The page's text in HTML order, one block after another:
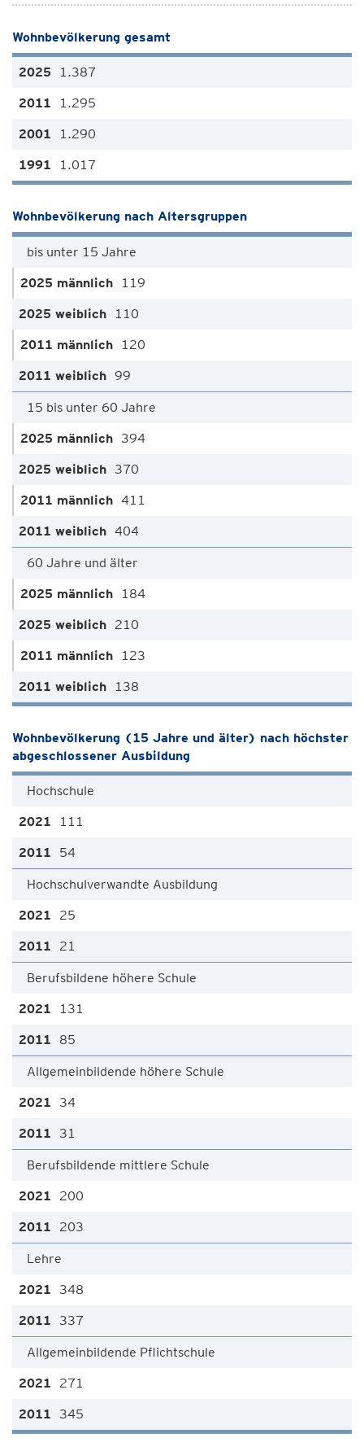
Wohnbevölkerung gesamt
1.387
1.295
1.290
1.017
Wohnbevölkerung nach Altersgruppen
bis unter 15 Jahre
119
110
120
99
15 bis unter 60 Jahre
394
370
411
404
60 Jahre und älter
184
210
123
138
Wohnbevölkerung (15 Jahre und älter) nach höchster
abgeschlossener Ausbildung
Hochschule
111
54
Hochschulverwandte Ausbildung
25
21
Berufsbildene höhere Schule
131
85
Allgemeinbildende höhere Schule
34
31
Berufsbildende mittlere Schule
200
203
Lehre
348
337
Allgemeinbildende Pflichtschule
271
345